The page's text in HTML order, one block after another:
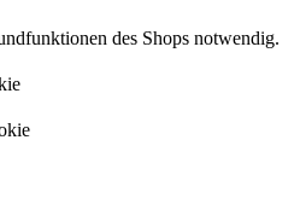
des Shops notwendig.